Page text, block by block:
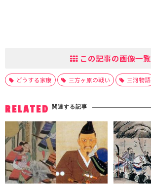
この記事の画像一覧
どうする家康 三方ヶ原の戦い 三河物語
RELATED 関連する記事